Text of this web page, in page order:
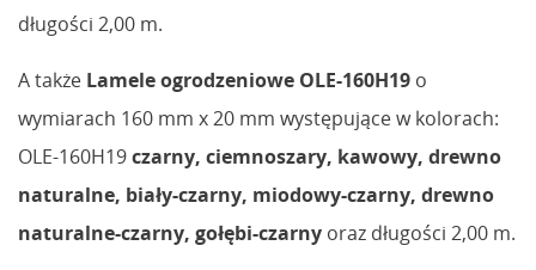
długości 2,00 m.
A także Lamele ogrodzeniowe OLE-160H19 o
wymiarach 160 mm x 20 mm występujące w kolorach:
OLE-160H19czarny, ciemnoszary, kawowy, drewno
naturalne, biały-czarny, miodowy-czarny, drewno
naturalne-czarny, gołębi-czarny oraz długości 2,00 m.